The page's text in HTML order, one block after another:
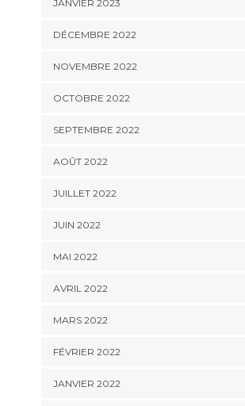
JANVIER 2023
DÉCEMBRE 2022
NOVEMBRE 2022
OCTOBRE 2022
SEPTEMBRE 2022
AOÛT 2022
JUILLET 2022
JUIN 2022
MAI 2022
AVRIL 2022
MARS 2022
FÉVRIER 2022
JANVIER 2022